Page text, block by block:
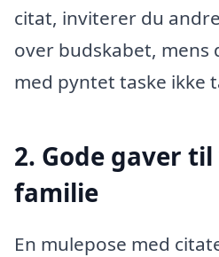
citat, inviterer du
over budskabet, mens
med pyntet taske ikke
2. Gode gaver
familie
En mulepose med